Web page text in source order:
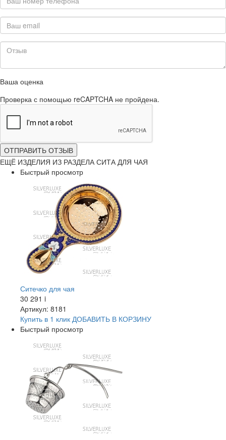
Ваша оценка
Проверка с помощью reCAPTCHA не пройдена.
ОТПРАВИТЬ ОТЗЫВ
ЕЩЁ ИЗДЕЛИЯ ИЗ РАЗДЕЛА СИТА ДЛЯ ЧАЯ
Быстрый просмотр
Ситечко для чая
30 291 i
Артикул: 8181
Купить в 1 клик ДОБАВИТЬ В КОРЗИНУ
Быстрый просмотр